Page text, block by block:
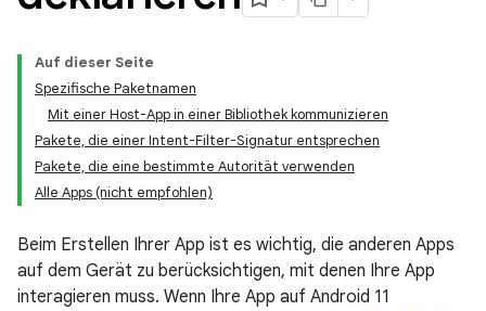
Auf dieser Seite
Spezifische Paketnamen
Mit einer Host-App in einer Bibliothek kommunizieren
Pakete, die einer Intent-Filter-Signatur entsprechen
Pakete, die eine bestimmte Autorität verwenden
Alle Apps (nicht empfohlen)
Beim Erstellen Ihrer App ist es wichtig, die anderen Apps
auf dem Gerät zu berücksichtigen, mit denen Ihre App
interagieren muss. Wenn Ihre App auf Android 11